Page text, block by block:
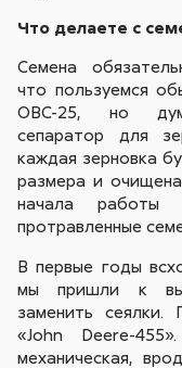
Что делаете с
Семена
что пользуемся
ОВС-25, но
сепаратор для
каждая зерновка
размера и
начала работы
протравленные
В первые годы
мы пришли к
заменить
«John Deere-
механическая,